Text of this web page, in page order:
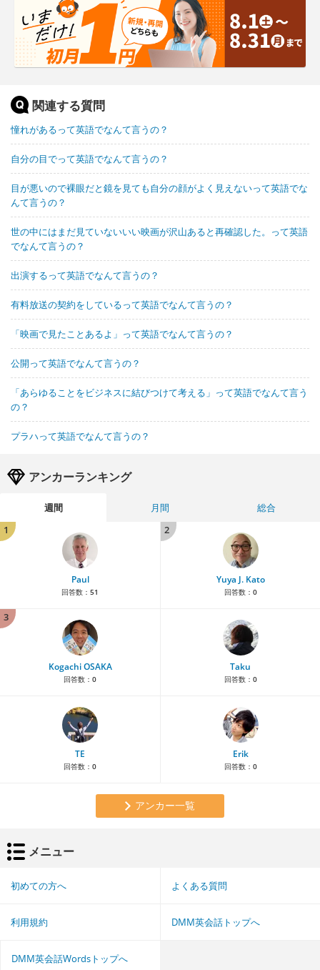
関連する質問
憧れがあるって英語でなんて言うの？
自分の目でって英語でなんて言うの？
目が悪いので裸眼だと鏡を見ても自分の顔がよく見えないって英語でな
んて言うの？
世の中にはまだ見ていないいい映画が沢山あると再確認した。って英語
でなんて言うの？
出演するって英語でなんて言うの？
有料放送の契約をしているって英語でなんて言うの？
「映画で見たことあるよ」って英語でなんて言うの？
公開って英語でなんて言うの？
「あらゆることをビジネスに結びつけて考える」って英語でなんて言う
の？
プラハって英語でなんて言うの？
アンカーランキング
週間 月間
総合
1
Paul
回答数： 51
2
Yuya J. Kato
回答数： 0
3
Kogachi OSAKA
回答数： 0
Taku
回答数： 0
TE
回答数： 0
Erik
回答数： 0
アンカー一覧
メニュー
初めての方へ よくある質問
利用規約 DMM英会話トップへ
DMM英会話Wordsトップへ